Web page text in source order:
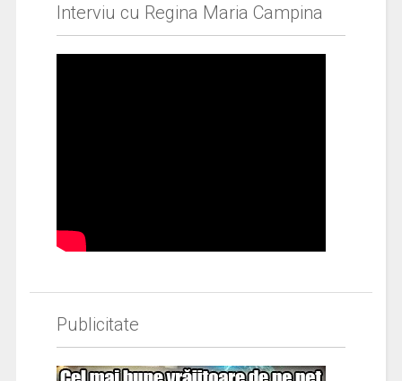
Interviu cu Regina Maria Campina
Publicitate